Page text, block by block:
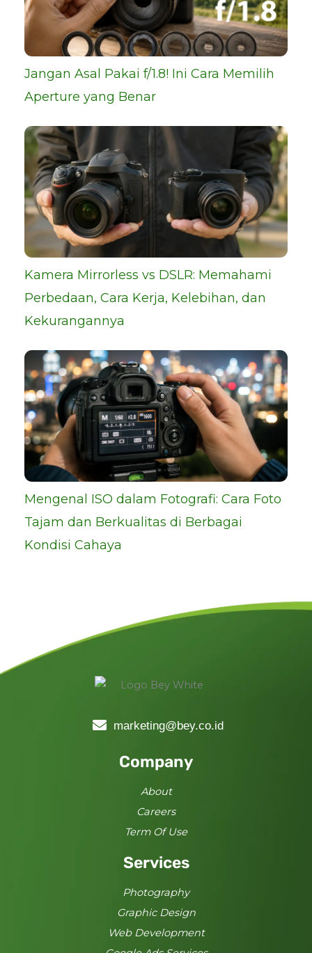
Jangan Asal Pakai f/1.8! Ini Cara Memilih
Aperture yang Benar
Kamera Mirrorless vs DSLR: Memahami
Perbedaan, Cara Kerja, Kelebihan, dan
Kekurangannya
Mengenal ISO dalam Fotografi: Cara Foto
Tajam dan Berkualitas di Berbagai
Kondisi Cahaya
marketing@bey.co.id
Company
About
Careers
Term Of Use
Services
Photography
Graphic Design
Web Development